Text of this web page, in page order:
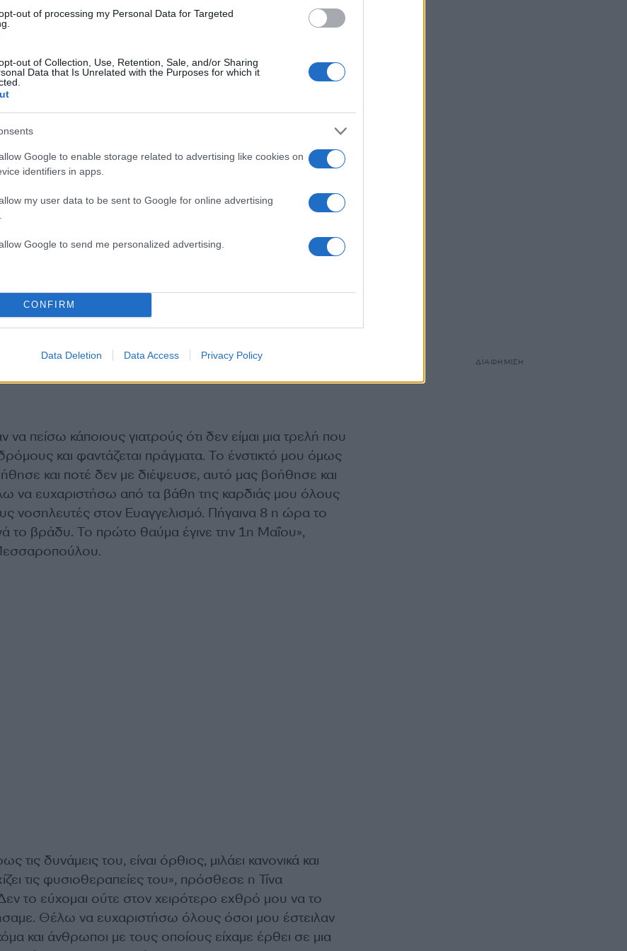
out of processing my Personal Data for Targeted
out of Collection, Use, Retention, Sale, and/or Sharing
Data that Is Unrelated with the Purposes for which it
Google to enable storage related to advertising like cookies on
identifiers in apps.
my user data to be sent to Google for online advertising
Google to send me personalized advertising.
CONFIRM
Data Deletion Data Access Privacy Policy
να πείσω κάποιους γιατρούς ότι δεν είμαι μια τρελή που
και φαντάζεται πράγματα. Το ένστικτό μου όμως
και ποτέ δεν με διέψευσε, αυτό μας βοήθησε και
να ευχαριστήσω από τα βάθη της καρδιάς μου όλους
νοσηλευτές στον Ευαγγελισμό. Πήγαινα 8 η ώρα το
το βράδυ. Το πρώτο θαύμα έγινε την 1η Μαΐου»,
τις δυνάμεις του, είναι όρθιος, μιλάει κανονικά και
τις φυσιοθεραπείες του», πρόσθεσε η Τίνα
το εύχομαι ούτε στον χειρότερο εχθρό μου να το
Θέλω να ευχαριστήσω όλους όσοι μου έστειλαν
και άνθρωποι με τους οποίους είχαμε έρθει σε μια
ΔΙΑΦΗΜΙΣΗ